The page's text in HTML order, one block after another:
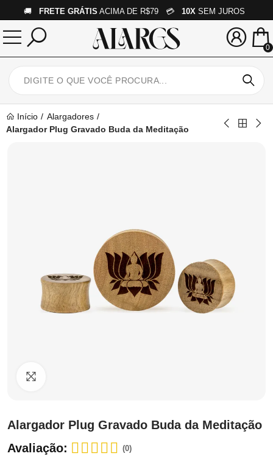
🚚 FRETE GRÁTIS ACIMA DE R$79 💳 10X SEM JUROS
0
Início
Alargadores
Alargador Plug Gravado Buda da Meditação
Alargador Plug Gravado Buda da Meditação
Avaliação:
(0)